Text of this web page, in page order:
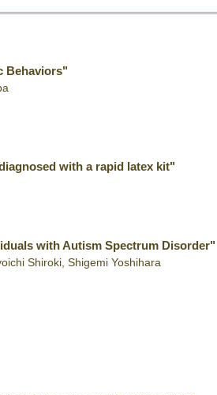
Behaviors"
with a rapid latex kit"
with Autism Spectrum Disorder"
Shiroki, Shigemi Yoshihara